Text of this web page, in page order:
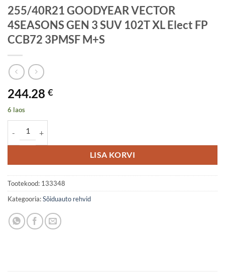
255/40R21 GOODYEAR VECTOR
4SEASONS GEN 3 SUV 102T XL Elect FP
CCB72 3PMSF M+S
244.28 €
6 laos
LISA KORVI
Tootekood: 133348
Kategooria:Sõiduauto rehvid